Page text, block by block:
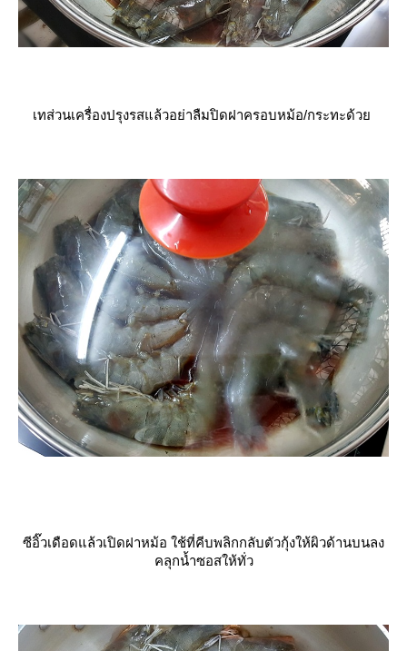
เทส่วนเครื่องปรุงรสแล้วอย่าลืมปิดฝาครอบหม้อ/กระทะด้ว
ซีอิ๊วเดือดแล้วเปิดฝาหม้อ ใช้ที่คีบพลิกกลับตัวกุ้งให้ผิวด้านบนลง
คลุกน้ำซอสให้ทั่ว